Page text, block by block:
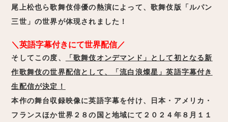
尾上松也ら歌舞伎俳優の熱演によって、歌舞伎版「ルパン
三世」の世界が体現されました！
＼英語字幕付きにて世界配信／
そしてこの度、
「歌舞伎オンデマンド」として初となる新
作歌舞伎の世界配信として、「流白浪燦星」英語字幕付き
生配信が決定！
本作の舞台収録映像に英語字幕を付け、日本・アメリカ・
フランスほか世界２８の国と地域にて２０２４年８月１１